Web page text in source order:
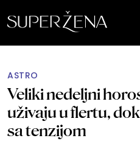
ASTRO
Veliki nedeljni
uživaju u flertu,
sa tenzijom